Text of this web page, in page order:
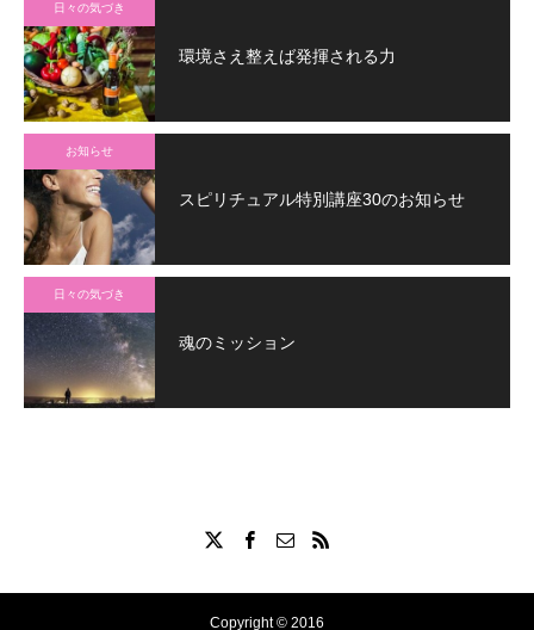
日々の気づき
環境さえ整えば発揮される力
お知らせ
スピリチュアル特別講座30のお知らせ
日々の気づき
魂のミッション
Copyright © 2016